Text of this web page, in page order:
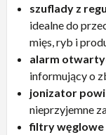
szuflady z
idealne do
mięs, ryb i
alarm
informujący o
jonizator
nieprzyjemne
filtry węglowe